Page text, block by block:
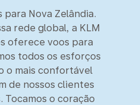
Nova Zelândia.
rede global, a KLM
oferece voos para
todos os esforços
o mais confortável
de nossos clientes
Tocamos o coração